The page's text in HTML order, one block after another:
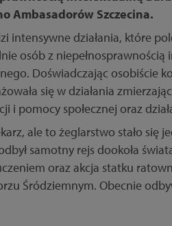
Ambasadorów Szczecina.
intensywne działania, które
osób z
Doświadczając osobiście
się w działania
i pomocy społecznej oraz
ale to żeglarstwo stało się
samotny rejs dookoła
oraz akcja statku
Śródziemnym. Obecnie